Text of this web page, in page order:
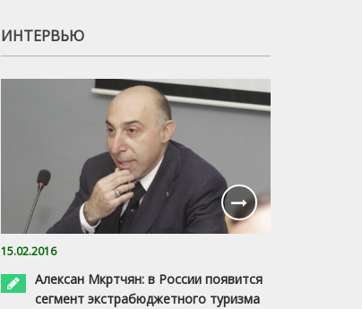
ИНТЕРВЬЮ
15.02.2016
Алексан Мкртчян: в России появится
сегмент экстрабюджетного туризма